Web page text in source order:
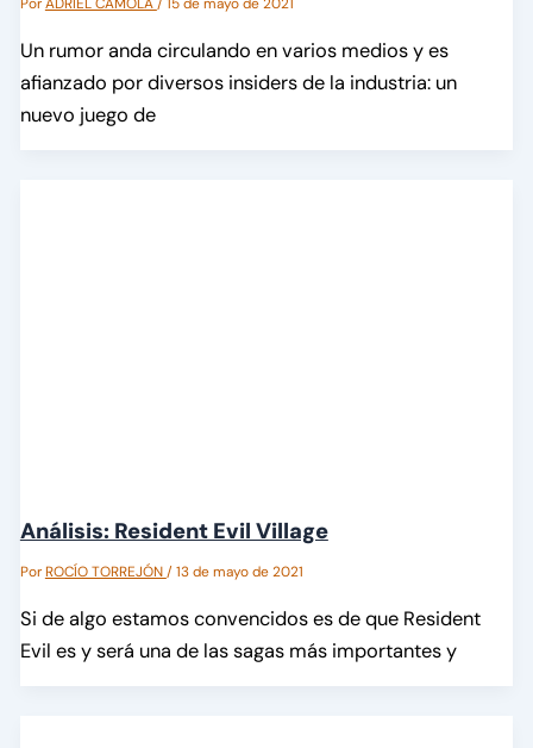
PorADRIEL CAMOLA/ 15 de mayo de 2021
Un rumor anda circulando en varios medios y es
afianzado por diversos insiders de la industria: un
nuevo juego de
Análisis: Resident Evil Village
PorROCÍO TORREJÓN/13 de mayo de 2021
Si de algo estamos convencidos es de que Resident
Evil es y será una de las sagas más importantes y